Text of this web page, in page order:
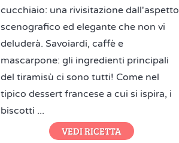
cucchiaio: una rivisitazione dall'aspetto
scenografico ed elegante che non vi
deluderà. Savoiardi, caffè e
mascarpone: gli ingredienti principali
del tiramisù ci sono tutti! Come nel
tipico dessert francese a cui si ispira, i
biscotti ...
VEDI RICETTA